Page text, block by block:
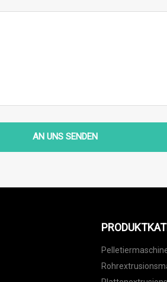
AN UNS SENDEN